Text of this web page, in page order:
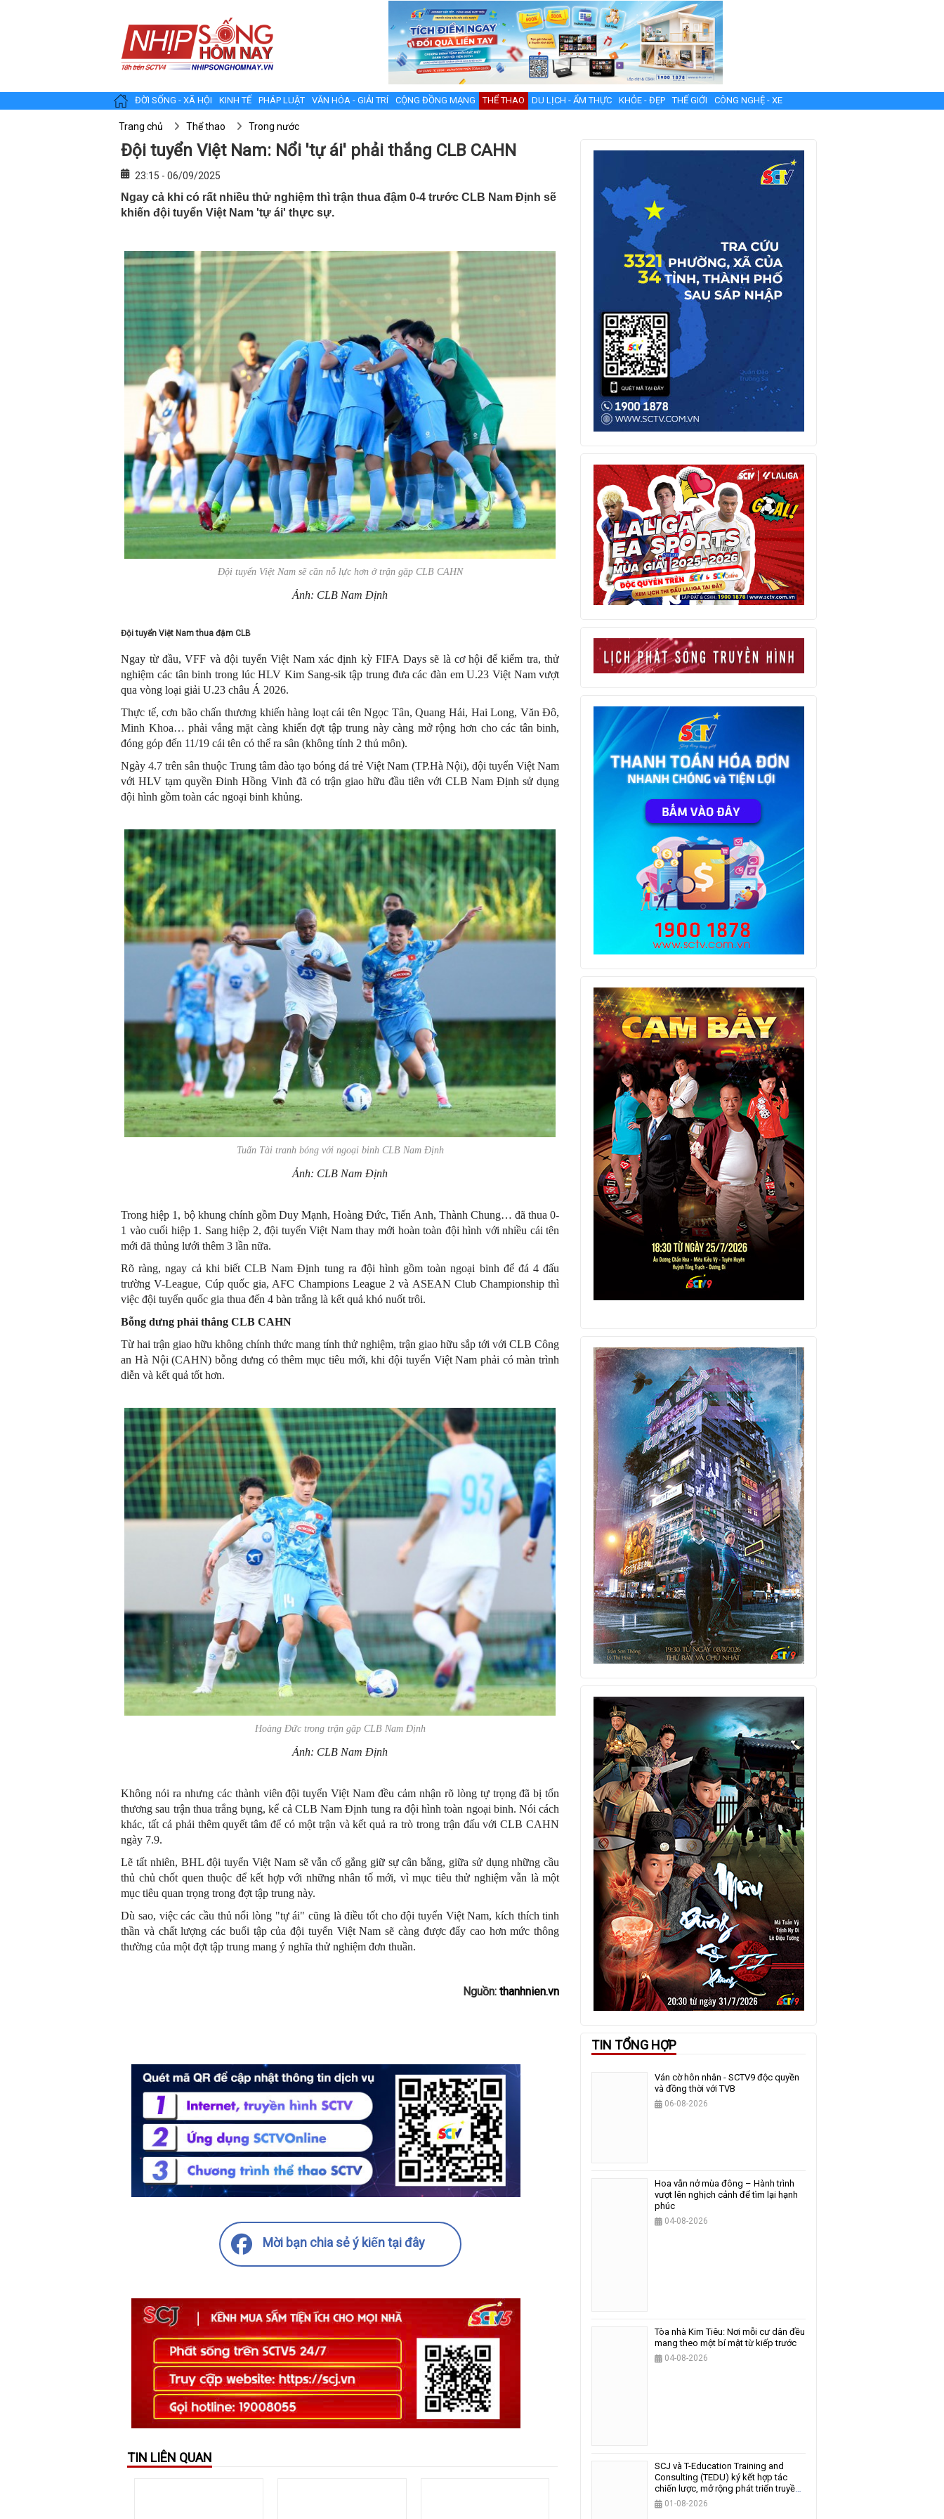
ĐỜI SỐNG - XÃ HỘI KINH TẾ PHÁP LUẬT VĂN HÓA - GIẢI TRÍ CỘNG ĐỒNG MẠNG THỂ THAO DU LỊCH - ẨM THỰC KHỎE - ĐẸP THẾ GIỚI CÔNG NGHỆ - XE
Trang chủ Thể thao Trong nước
Đội tuyển Việt Nam: Nổi 'tự ái' phải thắng CLB CAHN
23:15 - 06/09/2025
Ngay cả khi có rất nhiều thử nghiệm thì trận thua đậm 0-4 trước CLB Nam Định sẽ
khiến đội tuyển Việt Nam 'tự ái' thực sự.
Đội tuyển Việt Nam sẽ cần nỗ lực hơn ở trận gặp CLB CAHN
Ảnh: CLB Nam Định
Đội tuyển Việt Nam thua đậm CLB
Ngay từ đầu, VFF và đội tuyển Việt Nam xác định kỳ FIFA Days sẽ là cơ hội để kiểm tra, thử
nghiệm các tân binh trong lúc HLV Kim Sang-sik tập trung đưa các đàn em U.23 Việt Nam vượt
qua vòng loại giải U.23 châu Á 2026.
Thực tế, cơn bão chấn thương khiến hàng loạt cái tên Ngọc Tân, Quang Hải, Hai Long, Văn Đô,
Minh Khoa… phải vắng mặt càng khiến đợt tập trung này càng mở rộng hơn cho các tân binh,
đóng góp đến 11/19 cái tên có thể ra sân (không tính 2 thủ môn).
Ngày 4.7 trên sân thuộc Trung tâm đào tạo bóng đá trẻ Việt Nam (TP.Hà Nội), đội tuyển Việt Nam
với HLV tạm quyền Đinh Hồng Vinh đã có trận giao hữu đầu tiên với CLB Nam Định sử dụng
đội hình gồm toàn các ngoại binh khủng.
Tuấn Tài tranh bóng với ngoại binh CLB Nam Định
Ảnh: CLB Nam Định
Trong hiệp 1, bộ khung chính gồm Duy Mạnh, Hoàng Đức, Tiến Anh, Thành Chung… đã thua 0-
1 vào cuối hiệp 1. Sang hiệp 2, đội tuyển Việt Nam thay mới hoàn toàn đội hình với nhiều cái tên
mới đã thủng lưới thêm 3 lần nữa.
Rõ ràng, ngay cả khi biết CLB Nam Định tung ra đội hình gồm toàn ngoại binh để đá 4 đấu
trường V-League, Cúp quốc gia, AFC Champions League 2 và ASEAN Club Championship thì
việc đội tuyển quốc gia thua đến 4 bàn trắng là kết quả khó nuốt trôi.
Bỗng dưng phải thắng CLB CAHN
Từ hai trận giao hữu không chính thức mang tính thử nghiệm, trận giao hữu sắp tới với CLB Công
an Hà Nội (CAHN) bỗng dưng có thêm mục tiêu mới, khi đội tuyển Việt Nam phải có màn trình
diễn và kết quả tốt hơn.
Hoàng Đức trong trận gặp CLB Nam Định
Ảnh: CLB Nam Định
Không nói ra nhưng các thành viên đội tuyển Việt Nam đều cảm nhận rõ lòng tự trọng đã bị tổn
thương sau trận thua trắng bụng, kể cả CLB Nam Định tung ra đội hình toàn ngoại binh. Nói cách
khác, tất cả phải thêm quyết tâm để có một trận và kết quả ra trò trong trận đấu với CLB CAHN
ngày 7.9.
Lẽ tất nhiên, BHL đội tuyển Việt Nam sẽ vẫn cố gắng giữ sự cân bằng, giữa sử dụng những cầu
thủ chủ chốt quen thuộc để kết hợp với những nhân tố mới, vì mục tiêu thử nghiệm vẫn là một
mục tiêu quan trọng trong đợt tập trung này.
Dù sao, việc các cầu thủ nổi lòng "tự ái" cũng là điều tốt cho đội tuyển Việt Nam, kích thích tinh
thần và chất lượng các buổi tập của đội tuyển Việt Nam sẽ càng được đẩy cao hơn mức thông
thường của một đợt tập trung mang ý nghĩa thử nghiệm đơn thuần.
Nguồn:thanhnien.vn
Mời bạn chia sẻ ý kiến tại đây
TIN LIÊN QUAN
TIN TỔNG HỢP
Ván cờ hôn nhân - SCTV9 độc quyền
và đồng thời với TVB
06-08-2026
Hoa vẫn nở mùa đông – Hành trình
vượt lên nghịch cảnh để tìm lại hạnh
phúc
04-08-2026
Tòa nhà Kim Tiêu: Nơi mỗi cư dân đều
mang theo một bí mật từ kiếp trước
04-08-2026
SCJ và T-Education Training and
Consulting (TEDU) ký kết hợp tác
chiến lược, mở rộng phát triển truyền
thông và giáo dục
01-08-2026